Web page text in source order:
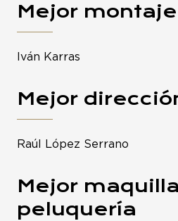
Mejor montaje
Iván Karras
Mejor
Raúl López Serrano
Mejor
peluquería